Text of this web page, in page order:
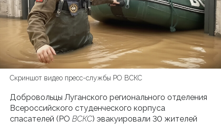
Скриншот видео пресс-службы РО ВСКС
Добровольцы Луганского регионального отделения
Всероссийского студенческого корпуса
спасателей (РО ВСКС) эвакуировали 30 жителей